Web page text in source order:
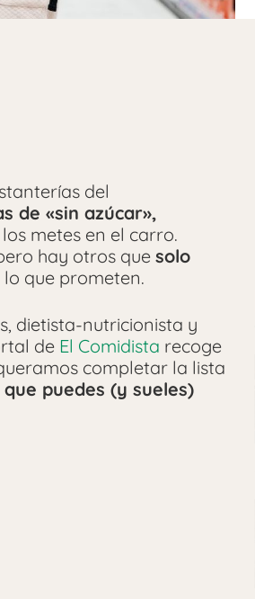
del
de «sin azúcar»,
metes en el carro.
hay otros que solo
que prometen.
dietista-nutricionista y
de El Comidista recoge
completar la lista
puedes (y sueles)